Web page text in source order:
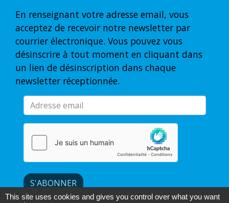
En renseignant votre adresse email, vous
acceptez de recevoir notre newsletter par
courrier électronique. Vous pouvez vous
désinscrire à tout moment en cliquant dans
un lien de désinscription dans chaque
newsletter réceptionnée.
S'ABONNER
This site uses cookies and gives you control over what you want